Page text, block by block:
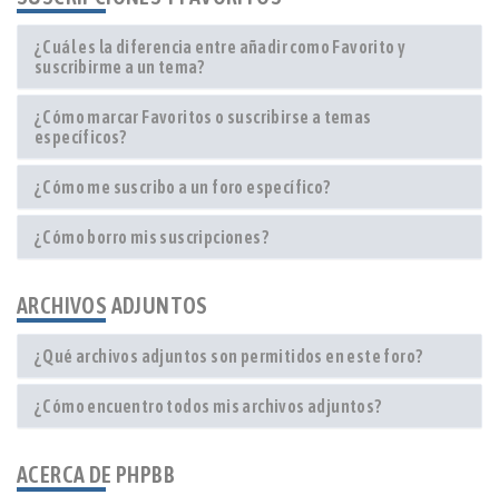
¿Cuál es la diferencia entre añadir como Favorito y
suscribirme a un tema?
¿Cómo marcar Favoritos o suscribirse a temas
específicos?
¿Cómo me suscribo a un foro específico?
¿Cómo borro mis suscripciones?
ARCHIVOS ADJUNTOS
¿Qué archivos adjuntos son permitidos en este foro?
¿Cómo encuentro todos mis archivos adjuntos?
ACERCA DE PHPBB